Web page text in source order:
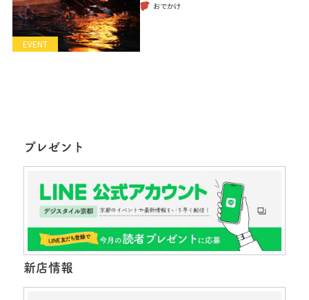
EVENT
おでかけ
プレゼント
新店情報